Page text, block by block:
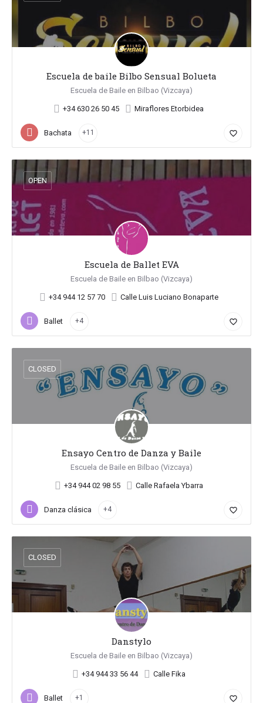
Escuela de baile Bilbo Sensual Bolueta
Escuela de Baile en Bilbao (Vizcaya)
+34 630 26 50 45 Miraflores Etorbidea
Bachata +11 favorite_border
Escuela de Ballet EVA
Escuela de Baile en Bilbao (Vizcaya)
+34 944 12 57 70 Calle Luis Luciano Bonaparte
OPEN
Ballet +4 favorite_border
Ensayo Centro de Danza y Baile
Escuela de Baile en Bilbao (Vizcaya)
+34 944 02 98 55 Calle Rafaela Ybarra
CLOSED
Danza clásica +4 favorite_border
Danstylo
Escuela de Baile en Bilbao (Vizcaya)
+34 944 33 56 44 Calle Fika
CLOSED
Ballet +1 favorite_border